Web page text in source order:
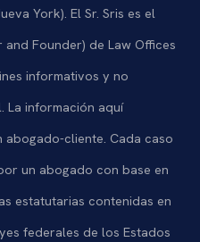
York). El Sr. Sris es el
Founder) de Law Offices
informativos y no
La información aquí
cliente. Cada caso
un abogado con base en
estatutarias contenidas en
federales de los Estados